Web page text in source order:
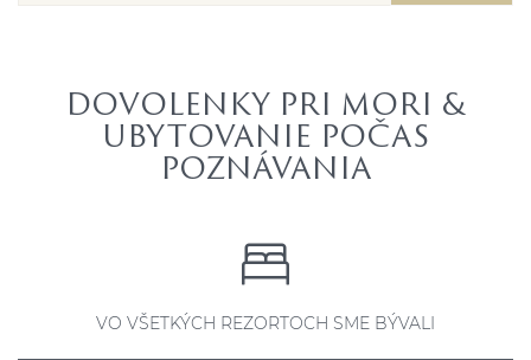
DOVOLENKY PRI MORI &
UBYTOVANIE POČAS
POZNÁVANIA
VO VŠETKÝCH REZORTOCH SME BÝVALI